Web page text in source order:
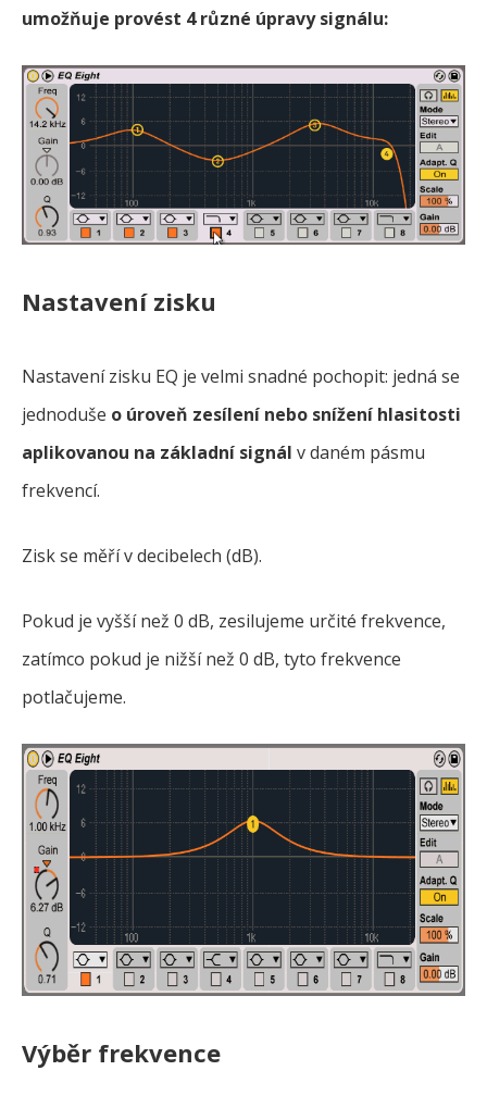
umožňuje provést 4 různé úpravy signálu:
Nastavení zisku
Nastavení zisku EQ je velmi snadné pochopit: jedná se
jednoduše o úroveň zesílení nebo snížení hlasitosti
aplikovanou na základní signál v daném pásmu
frekvencí.
Zisk se měří v decibelech (dB).
Pokud je vyšší než 0 dB, zesilujeme určité frekvence,
zatímco pokud je nižší než 0 dB, tyto frekvence
potlačujeme.
Výběr frekvence